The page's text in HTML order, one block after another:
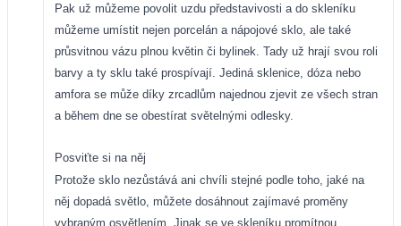
Pak už můžeme povolit uzdu představivosti a do skleníku
můžeme umístit nejen porcelán a nápojové sklo, ale také
průsvitnou vázu plnou květin či bylinek. Tady už hrají svou roli
barvy a ty sklu také prospívají. Jediná sklenice, dóza nebo
amfora se může díky zrcadlům najednou zjevit ze všech stran
a během dne se obestírat světelnými odlesky.
Posviťte si na něj
Protože sklo nezůstává ani chvíli stejné podle toho, jaké na
něj dopadá světlo, můžete dosáhnout zajímavé proměny
vybraným osvětlením. Jinak se ve skleníku promítnou